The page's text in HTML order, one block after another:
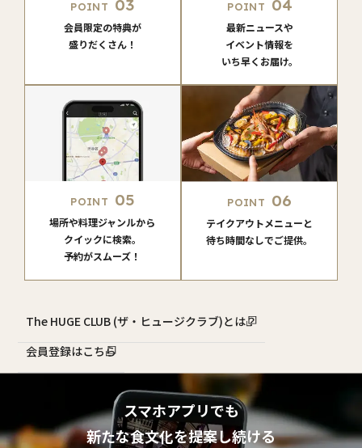
POINT 03
会員限定の特典が
盛りだくさん！
POINT 04
最新ニュースや
イベント情報を
いち早くお届け。
POINT 05
場所や料理ジャンルから
クイックに検索。
予約がスムーズ！
POINT 06
テイクアウトメニューと
待ち時間なしでご提供。
The HUGE CLUB (ザ・ヒュージクラブ)とは？
会員登録はこちら
スマホアプリでも
新たな食文化を提案し続ける